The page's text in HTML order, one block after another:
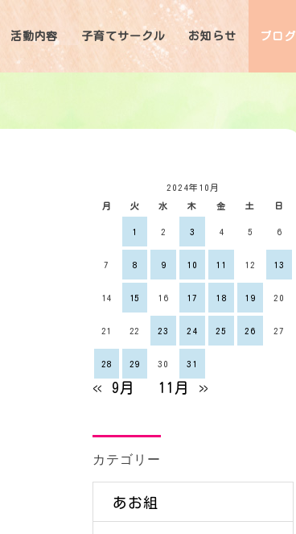
活動内容 子育てサークル お知らせ ブログ
2024年10月
月 火 水 木 金 土 日
1 2 3 4 5 6
7 8 9 10 11 12 13
14 15 16 17 18 19 20
21 22 23 24 25 26 27
28 29 30 31
« 9月 11月 »
カテゴリー
あお組